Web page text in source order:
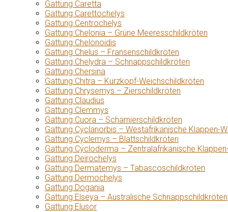
Gattung Caretta
Gattung Carettochelys
Gattung Centrochelys
Gattung Chelonia – Grüne Meeresschildkröten
Gattung Chelonoidis
Gattung Chelus – Fransenschildkröten
Gattung Chelydra – Schnappschildkröten
Gattung Chersina
Gattung Chitra – Kurzkopf-Weichschildkröten
Gattung Chrysemys – Zierschildkröten
Gattung Claudius
Gattung Clemmys
Gattung Cuora – Scharnierschildkröten
Gattung Cyclanorbis – Westafrikanische Klappen-
Gattung Cyclemys – Blattschildkröten
Gattung Cycloderma – Zentralafrikanische
Gattung Deirochelys
Gattung Dermatemys – Tabascoschildkröten
Gattung Dermochelys
Gattung Dogania
Gattung Elseya – Australische Schnappschildkröten
Gattung Elusor